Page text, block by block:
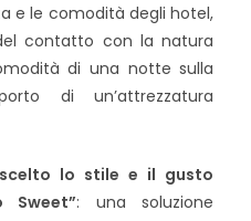
e le comodità degli hotel,
contatto con la natura
di una notte sulla
di un’attrezzatura
lo stile e il gusto
Sweet”: una soluzione